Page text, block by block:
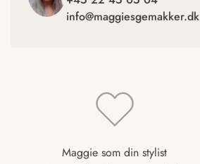
Har du spørgsmål, hjælper vi dig altid gerne.
info@maggiesgemakker.dk
Maggie som din stylist